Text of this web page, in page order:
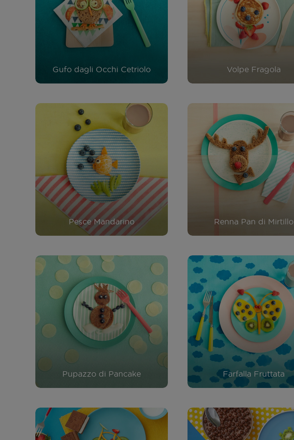
Gufo dagli Occhi Cetriolo Volpe Fragola
Pesce Mandarino Renna Pan di Mirtillo
Pupazzo di Pancake Farfalla Fruttata